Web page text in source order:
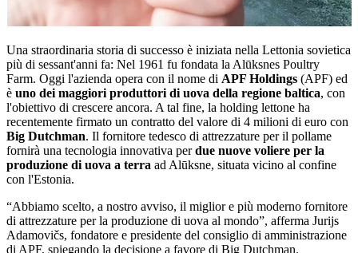
Una straordinaria storia di successo è iniziata nella Lettonia sovietica
più di sessant'anni fa: Nel 1961 fu fondata la Alūksnes Poultry
Farm. Oggi l'azienda opera con il nome di APF Holdings (APF) ed
è uno dei maggiori produttori di uova della regione baltica, con
l'obiettivo di crescere ancora. A tal fine, la holding lettone ha
recentemente firmato un contratto del valore di 4 milioni di euro con
Big Dutchman. Il fornitore tedesco di attrezzature per il pollame
fornirà una tecnologia innovativa perdue nuove voliere per la
produzione di uova a terra ad Alūksne, situata vicino al confine
con l'Estonia.
“Abbiamo scelto, a nostro avviso, il miglior e più moderno fornitore
di attrezzature per la produzione di uova al mondo”, afferma Jurijs
Adamovičs, fondatore e presidente del consiglio di amministrazione
di APF, spiegando la decisione a favore di Big Dutchman.